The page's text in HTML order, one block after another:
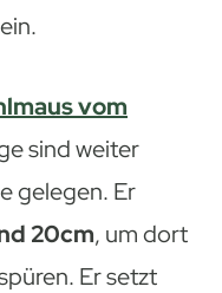
vom
sind weiter
gelegen. Er
20cm, um dort
Er setzt